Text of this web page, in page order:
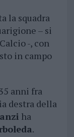
la squadra
– si
-, con
in campo
anni fra
destra della
ha
.